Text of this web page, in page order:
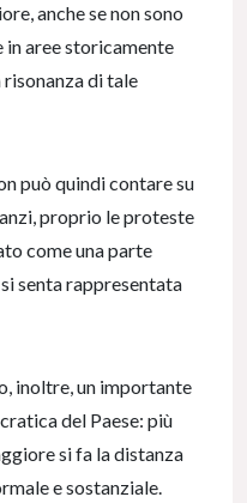
anche se non sono
aree storicamente
di tale
può quindi contare su
proprio le proteste
come una parte
senta rappresentata
inoltre, un importante
del Paese: più
si fa la distanza
e sostanziale.